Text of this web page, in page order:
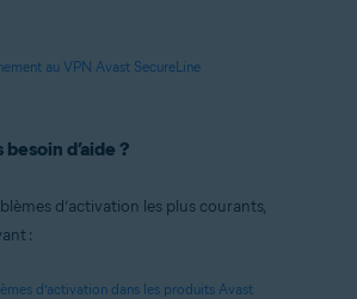
au VPN Avast SecureLine
d’aide ?
d’activation les plus courants,
:
d’activation dans les produits Avast